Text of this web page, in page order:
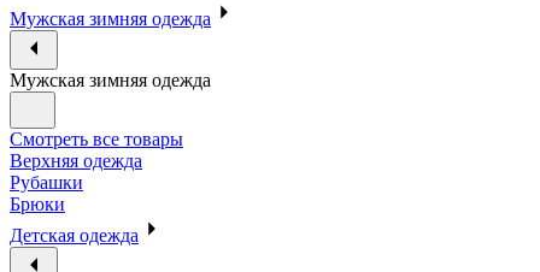
Мужская зимняя одежда
Мужская зимняя одежда
Смотреть все товары
Верхняя одежда
Рубашки
Брюки
Детская одежда